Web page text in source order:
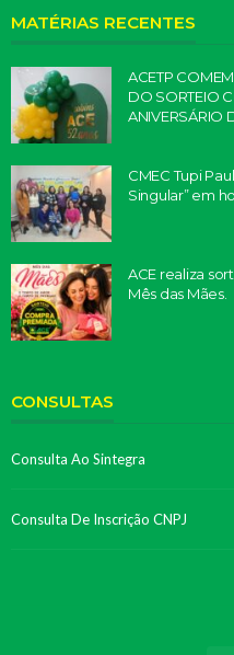
MATÉRIAS RECENTES
ACETP
DO SORTEIO
ANIVERSÁRIO
CMEC Tupi
Singular” em
ACE realiza
Mês das Mães.
CONSULTAS
Consulta Ao Sintegra
Consulta De Inscrição CNPJ